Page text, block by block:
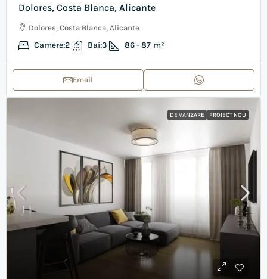
Dolores, Costa Blanca, Alicante
Dolores, Costa Blanca, Alicante
Camere:2 Bai:3 86 - 87 m²
Email
DE VANZARE PROIECT NOU